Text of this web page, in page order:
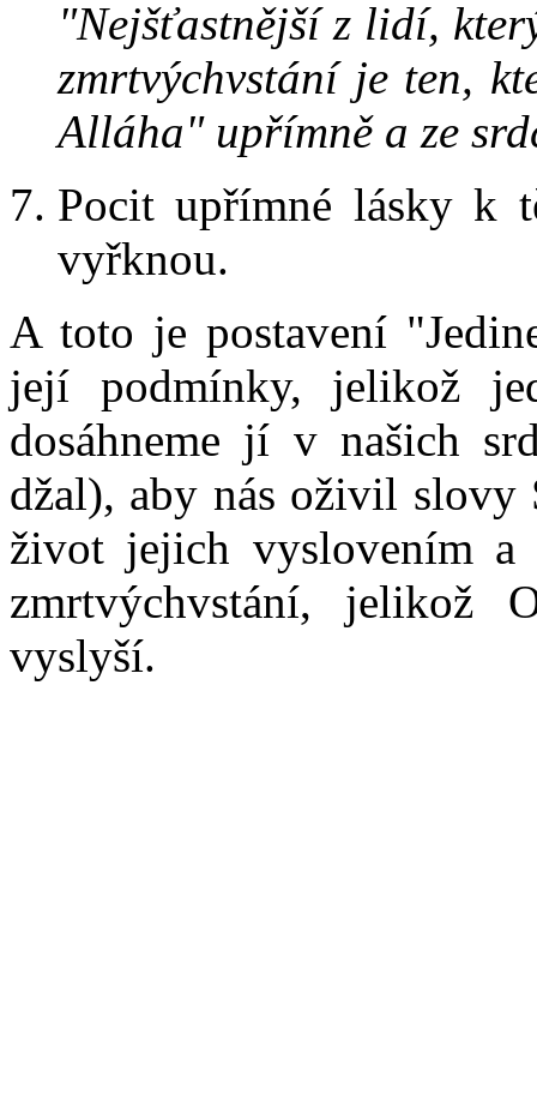
"Nejšťastnější z lidí,
zmrtvýchvstání je ten,
Alláha" upřímně a ze
Pocit upřímné lásky k
vyřknou.
A toto je postavení
její podmínky, jelikož
dosáhneme jí v našich
džal), aby nás oživil slovy
život jejich vyslovením
zmrtvýchvstání, jelikož
vyslyší.